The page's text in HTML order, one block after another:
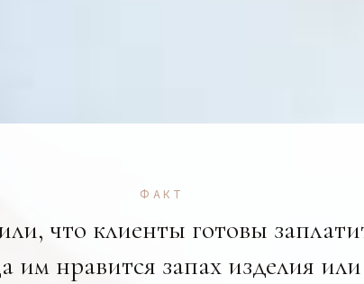
ФАКТ
что клиенты готовы
им нравится запах изделия